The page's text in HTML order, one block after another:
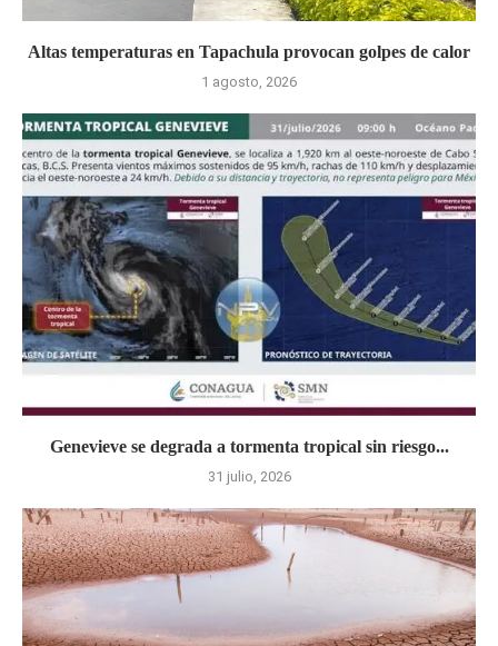
Altas temperaturas en Tapachula provocan golpes de calor
1 agosto, 2026
Genevieve se degrada a tormenta tropical sin riesgo...
31 julio, 2026